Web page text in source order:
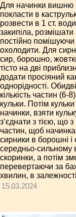
Для начинки вишню
покласти в
розвести в 1 ст.
закипіла, розмішати
постійно
охолодити. Для
сир, борошно,
тісто на дві
додати просіяний
однорідності.
кількість частин
кульки. Потім
начинки, взяти
з’єднати з тією, що
частин, щоб
сирники в борошні і
середньо-сильному
скоринки, а потім
перевертаючи за
хвилин, в
15.03.2024